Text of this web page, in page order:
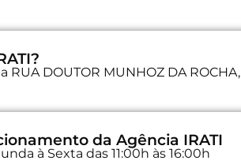
RUA DOUTOR MUNHOZ DA ROCHA,
da Agência IRATI
à Sexta das 11:00h às 16:00h